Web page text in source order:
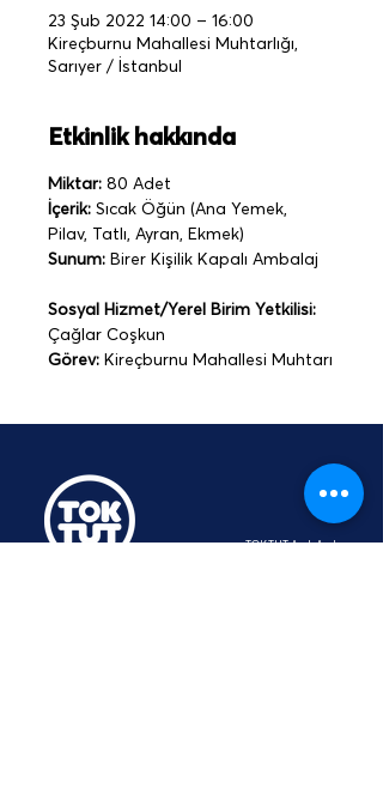
23 Şub 2022 14:00 – 16:00
Kireçburnu Mahallesi Muhtarlığı,
Sarıyer / İstanbul
Etkinlik hakkında
Miktar: 80 Adet
İçerik: Sıcak Öğün (Ana Yemek,
Pilav, Tatlı, Ayran, Ekmek)
Sunum: Birer Kişilik Kapalı Ambalaj
Sosyal Hizmet/Yerel Birim Yetkilisi:
Çağlar Coşkun
Görev: Kireçburnu Mahallesi Muhtarı
TOKTUT Açık Açık